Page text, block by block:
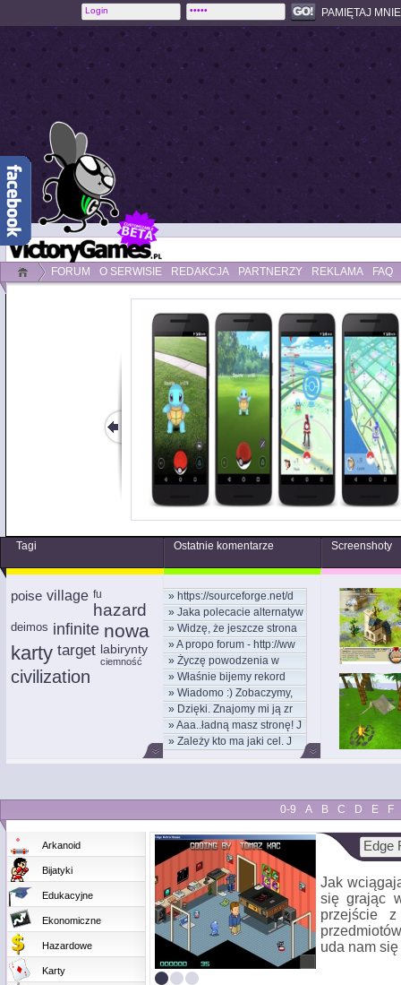
PAMIĘTAJ
FORUM O SERWISIE REDAKCJA PARTNERZY REKLAMA FAQ
Tagi Ostatnie komentarze Screenshoty
poise village fu
hazard
deimos infinite nowa
karty target labirynty
ciemność
civilization
» https://sourceforge.net/d
» Jaka polecacie alternatyw
» Widzę, że jeszcze strona
»A propo forum - http://ww
» Życzę powodzenia w
nowym
» Właśnie bijemy rekord
kom
» Wiadomo :) Zobaczymy,
moż
» Dzięki. Znajomy mi ją zr
»Aaa..ładną masz stronę! J
» Zależy kto ma jaki cel. J
0-9 A B C D E F
Arkanoid
Bijatyki
Edukacyjne
Ekonomiczne
Hazardowe
Karty
Edge
Jak
się grając
przejście
uda nam